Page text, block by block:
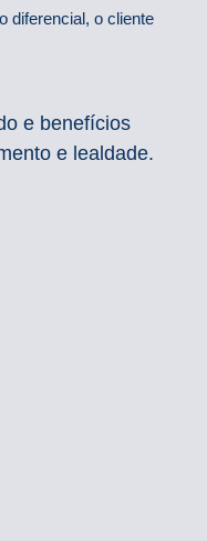
diferencial, o cliente
e benefícios
e lealdade.